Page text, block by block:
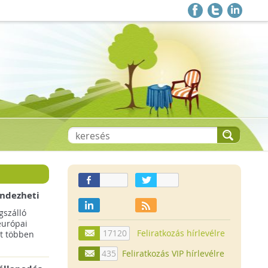
többen
17120
Feliratkozás hírlevélre
435
Feliratkozás VIP hírlevélre